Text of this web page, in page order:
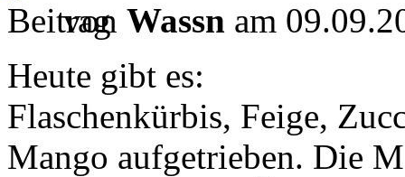
von Wassn am
Heute gibt es:
Flaschenkürbis, Feige,
Mango aufgetrieben. Die